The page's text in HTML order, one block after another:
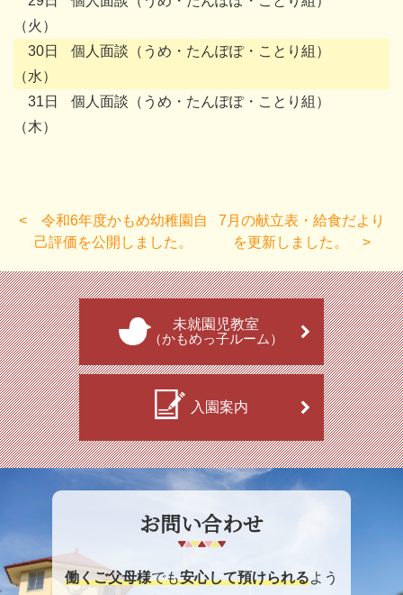
（火）
30日
（水）
個人面談（うめ・たんぽぽ・ことり組）
31日
（木）
個人面談（うめ・たんぽぽ・ことり組）
令和6年度かもめ幼稚園自
己評価を公開しました。
7月の献立表・給食だより
を更新しました。
未就園児教室
（かもめっ子ルーム）
入園案内
お問い合わせ
働くご父母様でも安心して預けられるよう